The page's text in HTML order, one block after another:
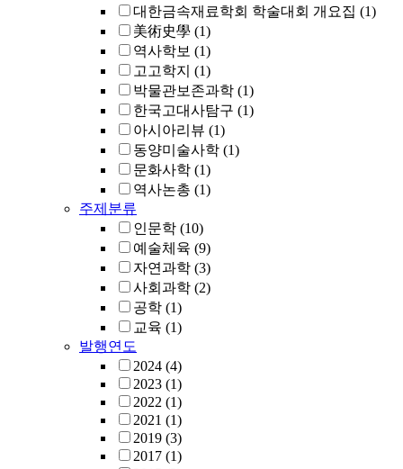
대한금속재료학회 학술대회 개요집 (1)
美術史學 (1)
역사학보 (1)
고고학지 (1)
박물관보존과학 (1)
한국고대사탐구 (1)
아시아리뷰 (1)
동양미술사학 (1)
문화사학 (1)
역사논총 (1)
주제분류
인문학 (10)
예술체육 (9)
자연과학 (3)
사회과학 (2)
공학 (1)
교육 (1)
발행연도
2024 (4)
2023 (1)
2022 (1)
2021 (1)
2019 (3)
2017 (1)